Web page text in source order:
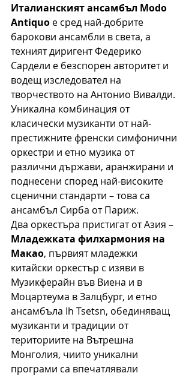
Италианският ансамбъл Modo
Antiquo е сред най-добрите
барокови ансамбли в света, а
техният диригент Федерико
Сардели е безспорен авторитет и
водещ изследовател на
творчеството на Антонио Вивалди.
Уникална комбинация от
класически музиканти от най-
престижните френски симфонични
оркестри и етно музика от
различни държави, аранжирани и
поднесени според най-високите
сценични стандарти – това са
ансамбъл Сирба от Париж.
Два оркестъра пристигат от Азия –
Младежката филхармония на
Макао, първият младежки
китайски оркестър с изяви в
Музикферайн във Виена и в
Моцартеума в Залцбург, и етно
ансамбъла Ih Tsetsn, обединяващ
музиканти и традиции от
териториите на Вътрешна
Монголия, чиито уникални
програми са впечатлявали